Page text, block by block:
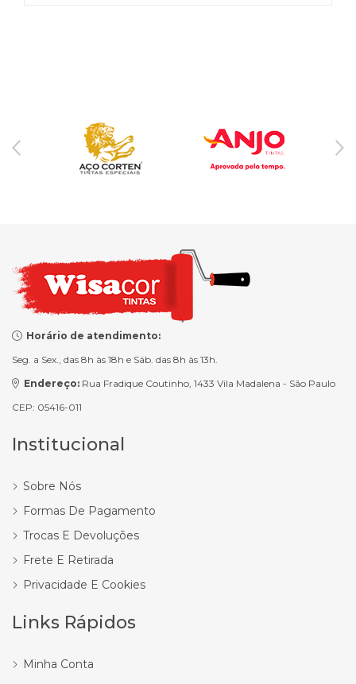
Horário de atendimento:
Seg. a Sex., das 8h às 18h e Sáb. das 8h às 13h.
Endereço: Rua Fradique Coutinho, 1433 Vila Madalena - São Paulo
CEP: 05416-011
Institucional
Sobre Nós
Formas De Pagamento
Trocas E Devoluções
Frete E Retirada
Privacidade E Cookies
Links Rápidos
Minha Conta